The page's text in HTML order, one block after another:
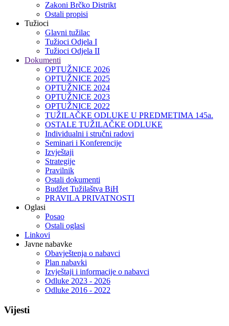
Zakoni Brčko Distrikt
Ostali propisi
Tužioci
Glavni tužilac
Tužioci Odjela I
Tužioci Odjela II
Dokumenti
OPTUŽNICE 2026
OPTUŽNICE 2025
OPTUŽNICE 2024
OPTUŽNICE 2023
OPTUŽNICE 2022
TUŽILAČKE ODLUKE U PREDMETIMA 145a.
OSTALE TUŽILAČKE ODLUKE
Individualni i stručni radovi
Seminari i Konferencije
Izvještaji
Strategije
Pravilnik
Ostali dokumenti
Budžet Tužilaštva BiH
PRAVILA PRIVATNOSTI
Oglasi
Posao
Ostali oglasi
Linkovi
Javne nabavke
Obavještenja o nabavci
Plan nabavki
Izvještaji i informacije o nabavci
Odluke 2023 - 2026
Odluke 2016 - 2022
Vijesti